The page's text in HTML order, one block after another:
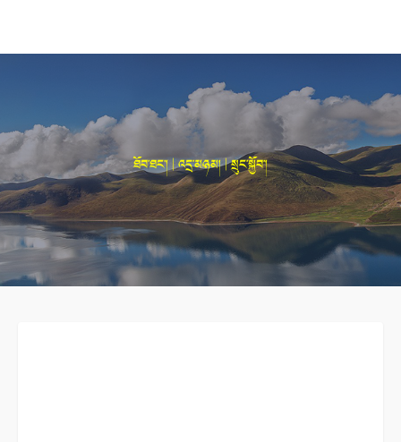
ཐོབ་ཐང་། | འདྲ་མཉམ། | སྲུང་སྐྱོབ་།